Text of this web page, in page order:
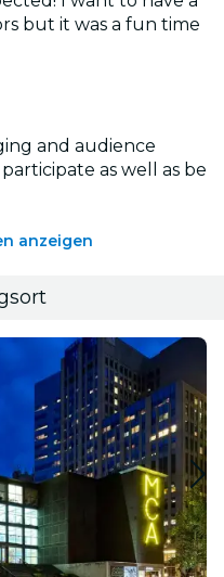
but it was a fun time
and audience
as well as be
anzeigen